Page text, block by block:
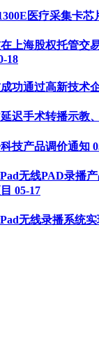
医疗采集卡芯
上海股权托管交
18
功通过高新技术
迟手术转播示教
技产品调价通知
无线PAD录播
05-17
无线录播系统